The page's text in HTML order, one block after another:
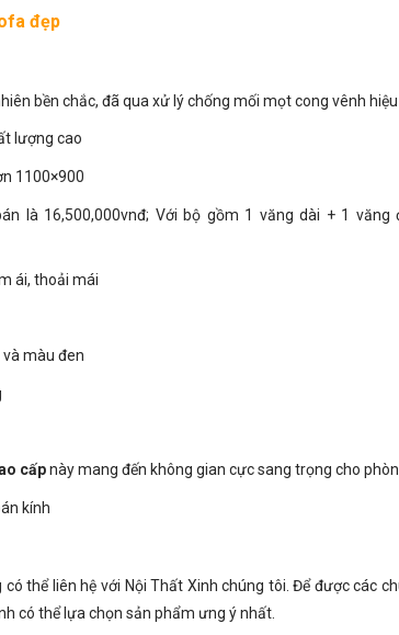
đẹp
bền chắc, đã qua xử lý chống mối mọt cong vênh
lượng cao
1100×900
là 16,500,000vnđ; Với bộ gồm 1 văng dài + 1
ái, thoải mái
màu đen
cấpnày mang đến không gian cực sang trọng cho
kính
thể liên hệ với Nội Thất Xinh chúng tôi. Để được các
có thể lựa chọn sản phẩm ưng ý nhất.